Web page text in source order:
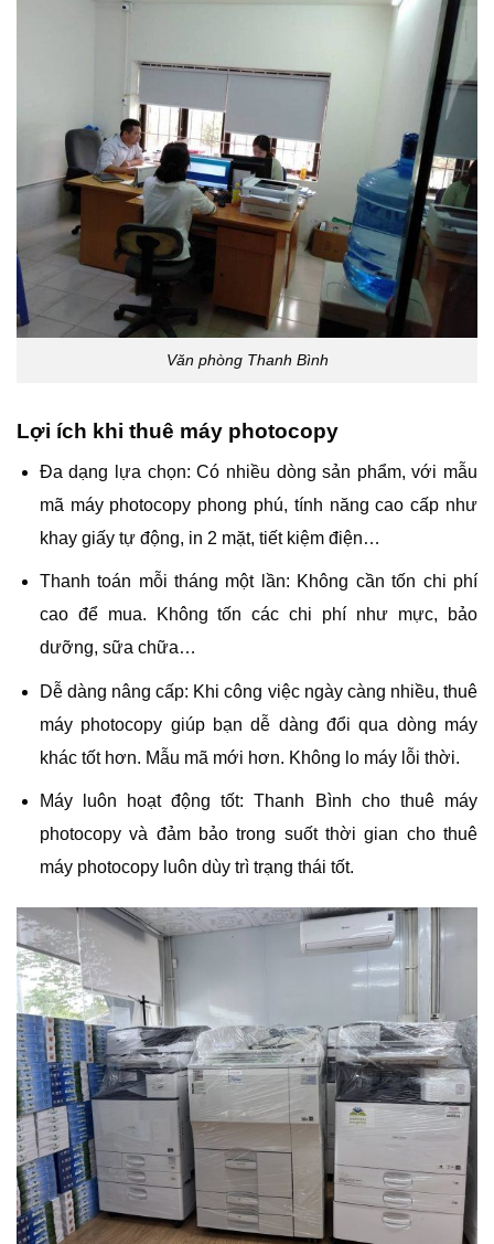
Văn phòng Thanh Bình
Lợi ích khi thuê máy photocopy
Đa dạng lựa chọn: Có nhiều dòng sản phẩm, với mẫu
mã máy photocopy phong phú, tính năng cao cấp như
khay giấy tự động, in 2 mặt, tiết kiệm điện…
Thanh toán mỗi tháng một lần: Không cần tốn chi phí
cao để mua. Không tốn các chi phí như mực, bảo
dưỡng, sữa chữa…
Dễ dàng nâng cấp: Khi công việc ngày càng nhiều, thuê
máy photocopy giúp bạn dễ dàng đổi qua dòng máy
khác tốt hơn. Mẫu mã mới hơn. Không lo máy lỗi thời.
Máy luôn hoạt động tốt: Thanh Bình cho thuê máy
photocopy và đảm bảo trong suốt thời gian cho thuê
máy photocopy luôn dùy trì trạng thái tốt.